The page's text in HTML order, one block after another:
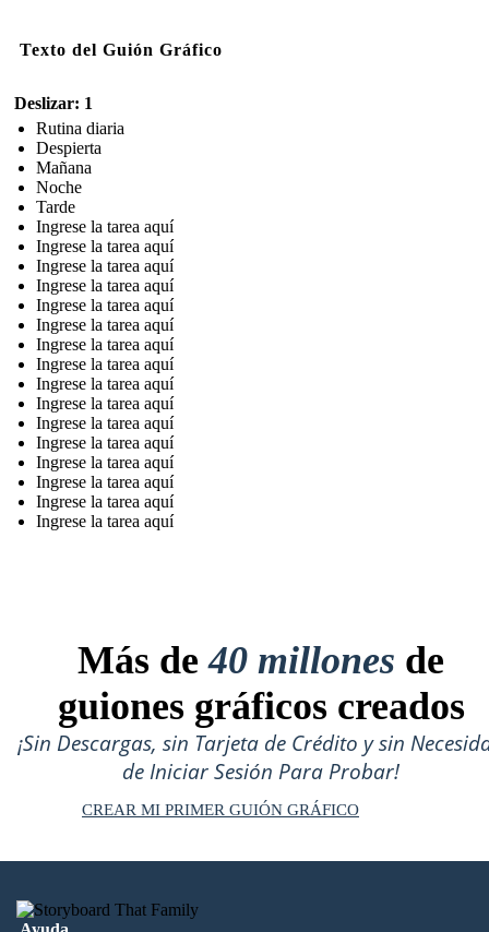
Texto del Guión Gráfico
Deslizar: 1
Rutina diaria
Despierta
Mañana
Noche
Tarde
Ingrese la tarea aquí
Ingrese la tarea aquí
Ingrese la tarea aquí
Ingrese la tarea aquí
Ingrese la tarea aquí
Ingrese la tarea aquí
Ingrese la tarea aquí
Ingrese la tarea aquí
Ingrese la tarea aquí
Ingrese la tarea aquí
Ingrese la tarea aquí
Ingrese la tarea aquí
Ingrese la tarea aquí
Ingrese la tarea aquí
Ingrese la tarea aquí
Ingrese la tarea aquí
Más de40 millones de
guiones gráficos creados
¡Sin Descargas, sin Tarjeta de Crédito y sin
de Iniciar Sesión Para Probar!
CREAR MI PRIMER GUIÓN GRÁFICO